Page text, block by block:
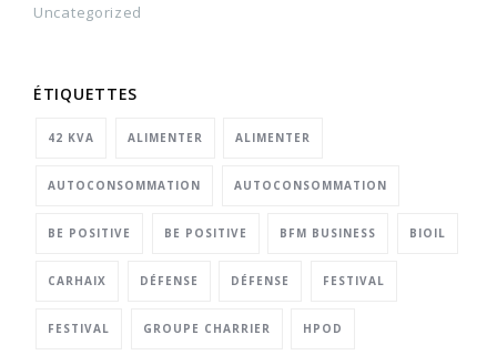
Uncategorized
ÉTIQUETTES
42 KVA ALIMENTER ALIMENTER
AUTOCONSOMMATION AUTOCONSOMMATION
BE POSITIVE BE POSITIVE BFM BUSINESS BIOIL
CARHAIX DÉFENSE DÉFENSE FESTIVAL
FESTIVAL GROUPE CHARRIER HPOD